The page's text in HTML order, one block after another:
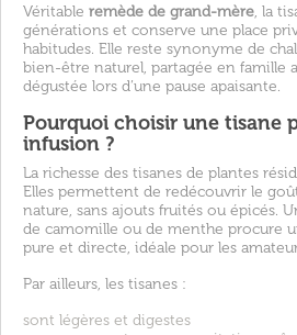
Véritable remède de grand-mère, la
générations et conserve une place
habitudes. Elle reste synonyme de
bien-être naturel, partagée en famille
dégustée lors d’une pause apaisante.
Pourquoi choisir une tisane
infusion ?
La richesse des tisanes de plantes
Elles permettent de redécouvrir le
nature, sans ajouts fruités ou épicés.
de camomille ou de menthe procure
pure et directe, idéale pour les
Par ailleurs, les tisanes :
sont légères et digestes